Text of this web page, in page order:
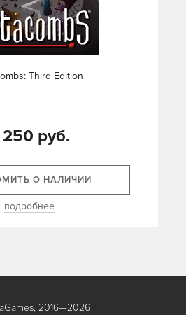
Third Edition
руб.
О НАЛИЧИИ
подробнее
2016—2026